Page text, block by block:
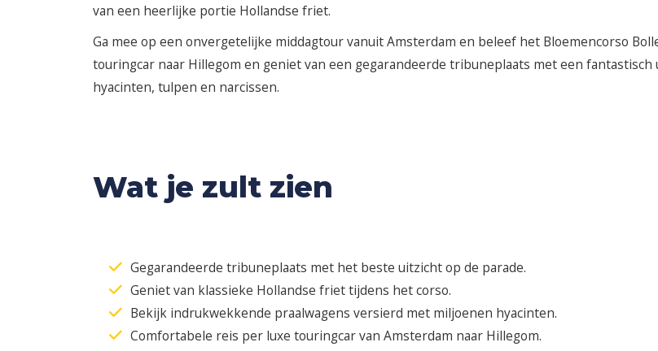
van een heerlijke portie Hollandse friet.
Ga mee op een onvergetelijke middagtour vanuit Amsterdam en beleef het Bloemencorso
touringcar naar Hillegom en geniet van een gegarandeerde tribuneplaats met een
hyacinten, tulpen en narcissen.
Wat je zult zien
Gegarandeerde tribuneplaats met het beste uitzicht op de parade.
Geniet van klassieke Hollandse friet tijdens het corso.
Bekijk indrukwekkende praalwagens versierd met miljoenen hyacinten.
Comfortabele reis per luxe touringcar van Amsterdam naar Hillegom.